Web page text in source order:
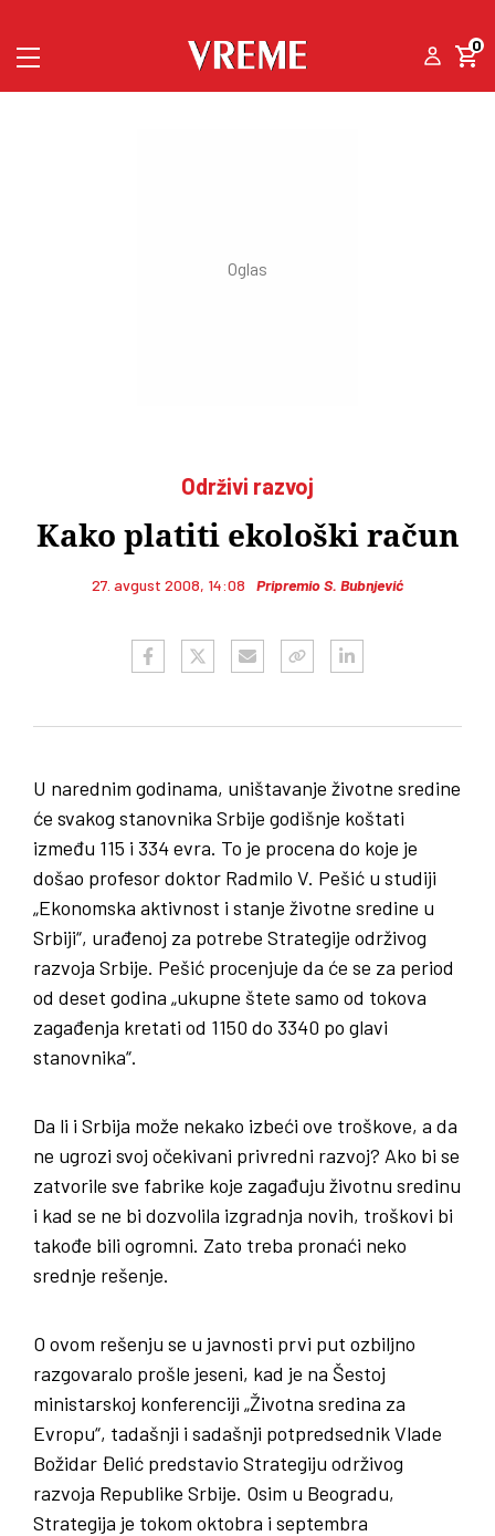
0
Održivi razvoj
Kako platiti ekološki račun
27. avgust 2008, 14:08 Pripremio S. Bubnjević
U narednim godinama, uništavanje životne sredine
će svakog stanovnika Srbije godišnje koštati
između 115 i 334 evra. To je procena do koje je
došao profesor doktor Radmilo V. Pešić u studiji
„Ekonomska aktivnost i stanje životne sredine u
Srbiji“, urađenoj za potrebe Strategije održivog
razvoja Srbije. Pešić procenjuje da će se za period
od deset godina „ukupne štete samo od tokova
zagađenja kretati od 1150 do 3340 po glavi
stanovnika“.
Da li i Srbija može nekako izbeći ove troškove, a da
ne ugrozi svoj očekivani privredni razvoj? Ako bi se
zatvorile sve fabrike koje zagađuju životnu sredinu
i kad se ne bi dozvolila izgradnja novih, troškovi bi
takođe bili ogromni. Zato treba pronaći neko
srednje rešenje.
O ovom rešenju se u javnosti prvi put ozbiljno
razgovaralo prošle jeseni, kad je na Šestoj
ministarskoj konferenciji „Životna sredina za
Evropu“, tadašnji i sadašnji potpredsednik Vlade
Božidar Đelić predstavio Strategiju održivog
razvoja Republike Srbije. Osim u Beogradu,
Strategija je tokom oktobra i septembra